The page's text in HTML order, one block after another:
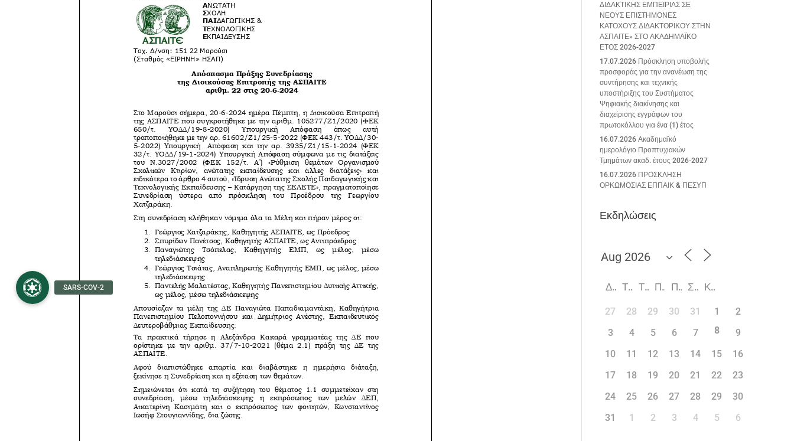
ΔΙΔΑΚΤΙΚΗΣ ΕΜΠΕΙΡΙΑΣ ΣΕ
ΝΕΟΥΣ ΕΠΙΣΤΗΜΟΝΕΣ
ΚΑΤΟΧΟΥΣ ΔΙΔΑΚΤΟΡΙΚΟΥ ΣΤΗΝ
ΑΣΠΑΙΤΕ» ΣΤΟ ΑΚΑΔΗΜΑΪΚΟ
ΕΤΟΣ 2026-2027
17.07.2026 Πρόσκληση υποβολής
προσφοράς για την ανανέωση της
συντήρησης και τεχνικής
υποστήριξης του Συστήματος
Ψηφιακής διακίνησης και
διαχείρισης εγγράφων του
πρωτοκόλλου για ένα (1) έτος
16.07.2026 Ακαδημαϊκό
ημερολόγιο Προπτυχιακών
Τμημάτων ακαδ. έτους 2026-2027
16.07.2026 ΠΡΟΣΚΛΗΣΗ
ΟΡΚΩΜΟΣΙΑΣ ΕΠΠΑΙΚ & ΠΕΣΥΠ
Εκδηλώσεις
Δ Τ Τ Π Π Σ Κ
27 28 29 30 31 1
2
3
4 5 6 7 8
9
10
11 12 13 14 15
16
17
18 19 20 21 22
23
24
25 26 27 28 29
30
31
1 2 3 4 5 6